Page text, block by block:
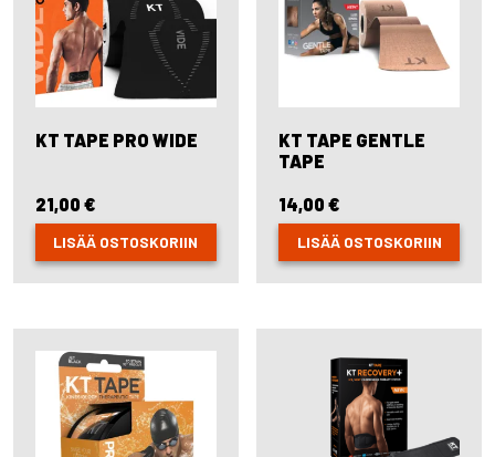
KT TAPE PRO WIDE
21,00 €
LISÄÄ OSTOSKORIIN
KT TAPE GENTLE
TAPE
14,00€
LISÄÄ OSTOSKORIIN